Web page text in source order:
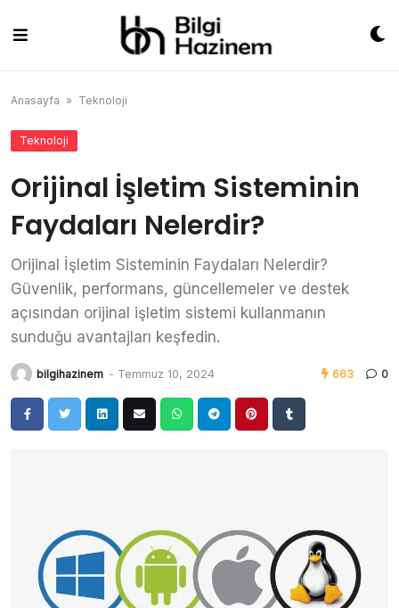
content
Anasayfa » Teknoloji
Teknoloji
Orijinal İşletim Sisteminin
Faydaları Nelerdir?
Orijinal İşletim Sisteminin Faydaları Nelerdir?
Güvenlik, performans, güncellemeler ve destek
açısından orijinal işletim sistemi kullanmanın
sunduğu avantajları keşfedin.
bilgihazinem - Temmuz 10, 2024 663 0